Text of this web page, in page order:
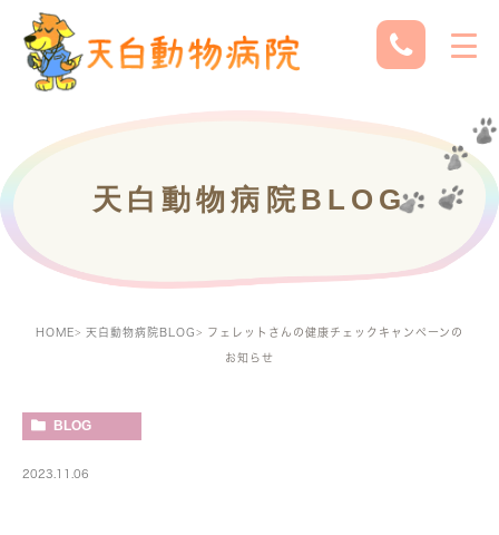
天白動物病院BLOG
HOME 天白動物病院BLOG フェレットさんの健康チェックキャンペーンの
お知らせ
BLOG
2023.11.06